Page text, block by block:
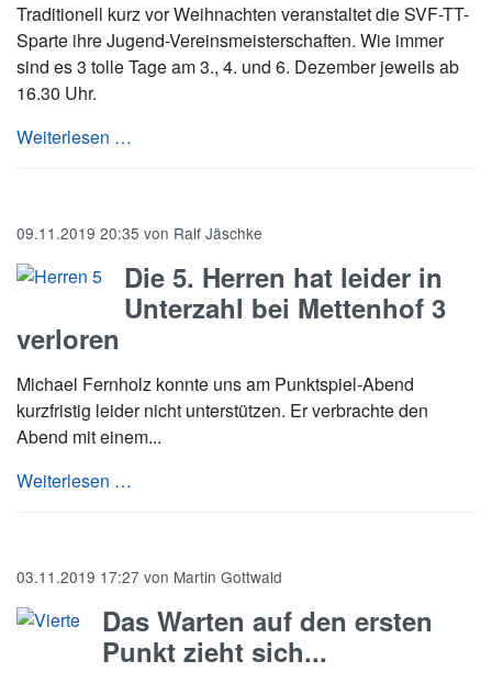
Traditionell kurz vor Weihnachten veranstaltet die SVF-TT-
Sparte ihre Jugend-Vereinsmeisterschaften. Wie immer
sind es 3 tolle Tage am 3., 4. und 6. Dezember jeweils ab
16.30 Uhr.
Weiterlesen …
09.11.2019 20:35 von Ralf Jäschke
Die 5. Herren hat leider in
Unterzahl bei Mettenhof 3
verloren
Michael Fernholz konnte uns am Punktspiel-Abend
kurzfristig leider nicht unterstützen. Er verbrachte den
Abend mit einem...
Weiterlesen …
03.11.2019 17:27 von Martin Gottwald
Das Warten auf den ersten
Punkt zieht sich...